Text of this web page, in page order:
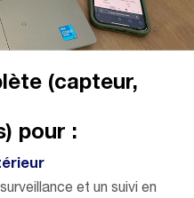
(capteur,
pour :
et un suivi en